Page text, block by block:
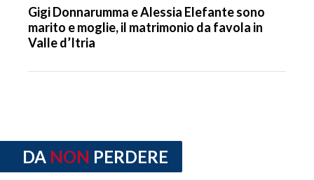
Gigi Donnarumma e Alessia Elefante sono
marito e moglie, il matrimonio da favola in
Valle d’Itria
DA NON PERDERE